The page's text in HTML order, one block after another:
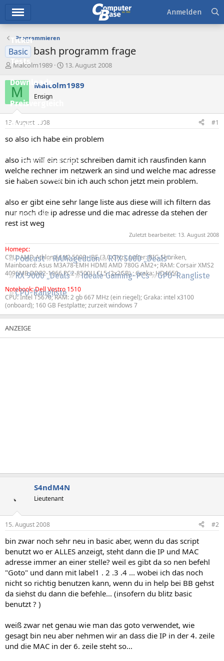
Ticker
Tests
Downloads
Preisvergleich
Forum
Aktuelles
Empfohlene Inhalte
Neue Beiträge
Leserartikel
Podcast RAMageddon
RTX 5000 „Deals“
RX 9000 „Deals“
Ideale Gaming-PCs
GPU-Rangliste
CPU-Rangliste
Anmelden
Programmieren
Basic bash programm frage
E
s
t
e
e
Malcolm1989
E
s
t
a
13. August 2008
M Malcolm1989
Ensign
13. August 2008 #1
so also ich habe ein problem
also ich will ein script schreiben damit ich rausfinden kann
welche rechner im netzwerk an sind und welche mac adresse
sie haben soweit bin ich auch schon jetzt mein problem.
also er gibt eine sehr lange liste aus diese will ich filtern das
nur noch die ip adresse und die mac adresse da stehen der
rest ist weg
Zuletzt bearbeitet: 13. August 2008
Homepc:
CPU: AMD Athlon 64 X2 5000+ BE (3,0 GHz); Lüfter: BIG Shuriken,
Mainboard: Asus M3A78-EMH HDMI AMD 780G AM2+; RAM: Corsair XMS2
4096MB DDR2-1066 PC2-8500U CL5 (2x2GB) ; Graka: HD4650
Notebook: Dell Vostro 1510
CPU: Intel T5670; RAM: 2 gb 667 MHz (ein riegel); Graka: intel x3100
(onboard); 160 GB Festplatte; zurzeit windows 7
S4ndM4N
Lieutenant
15. August 2008 #2
bin zwar noch sehr neu in basic aber, wenn du das script
benutzt wo er ALLES anzeigt, steht dann die IP und MAC
adresse immer an einer stelle? weil es gibt da so nen befehl
"Goto" und dann mit label1 . 2 .3 .4 ... wobei ich das noch
nicht so richtig benutzen kann, wenn du in help bei BB gehst
da siehst du dann die befehle... (insofern du blitz basic
benutzt ? )
weiß zwar net genau wie man das goto verwendet, wie
gesagt bin neu aber nehmen wir an dass die IP in der 4. zeile
und die MAC in der 6. zeile steht so...